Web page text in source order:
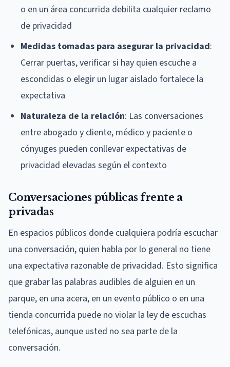
o en un área concurrida debilita cualquier reclamo
de privacidad
Medidas tomadas para asegurar la privacidad:
Cerrar puertas, verificar si hay quien escuche a
escondidas o elegir un lugar aislado fortalece la
expectativa
Naturaleza de la relación: Las conversaciones
entre abogado y cliente, médico y paciente o
cónyuges pueden conllevar expectativas de
privacidad elevadas según el contexto
Conversaciones públicas frente a
privadas
En espacios públicos donde cualquiera podría escuchar
una conversación, quien habla por lo general no tiene
una expectativa razonable de privacidad. Esto significa
que grabar las palabras audibles de alguien en un
parque, en una acera, en un evento público o en una
tienda concurrida puede no violar la ley de escuchas
telefónicas, aunque usted no sea parte de la
conversación.